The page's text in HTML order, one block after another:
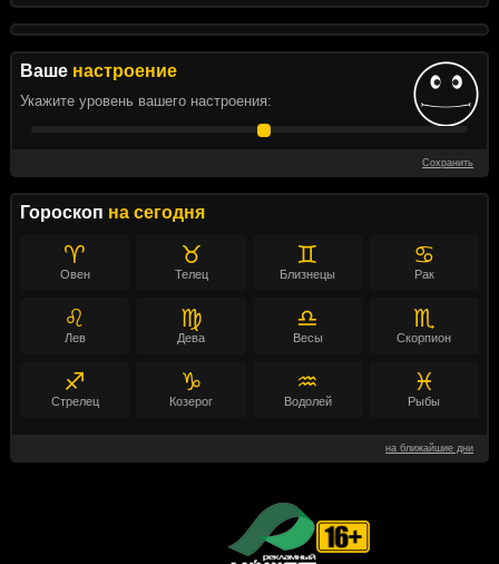
Ваше настроение
Укажите уровень вашего настроения:
Сохранить
Гороскоп на сегодня
♈
Овен
♉
Телец
♊
Близнецы
♋
Рак
♌
Лев
♍
Дева
♎
Весы
♏
Скорпион
♐
Стрелец
♑
Козерог
♒
Водолей
♓
Рыбы
на ближайшие дни